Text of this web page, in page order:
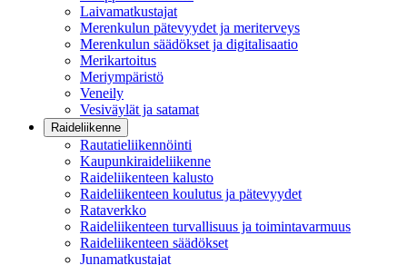
Laivamatkustajat
Merenkulun pätevyydet ja meriterveys
Merenkulun säädökset ja digitalisaatio
Merikartoitus
Meriympäristö
Veneily
Vesiväylät ja satamat
Raideliikenne
Rautatieliikennöinti
Kaupunkiraideliikenne
Raideliikenteen kalusto
Raideliikenteen koulutus ja pätevyydet
Rataverkko
Raideliikenteen turvallisuus ja toimintavarmuus
Raideliikenteen säädökset
Junamatkustajat